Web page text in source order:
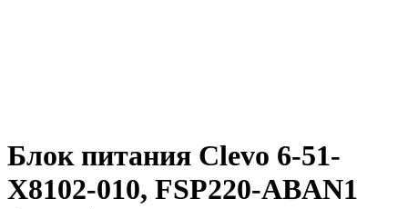
Блок питания Clevo 6-51-
X8102-010, FSP220-ABAN1